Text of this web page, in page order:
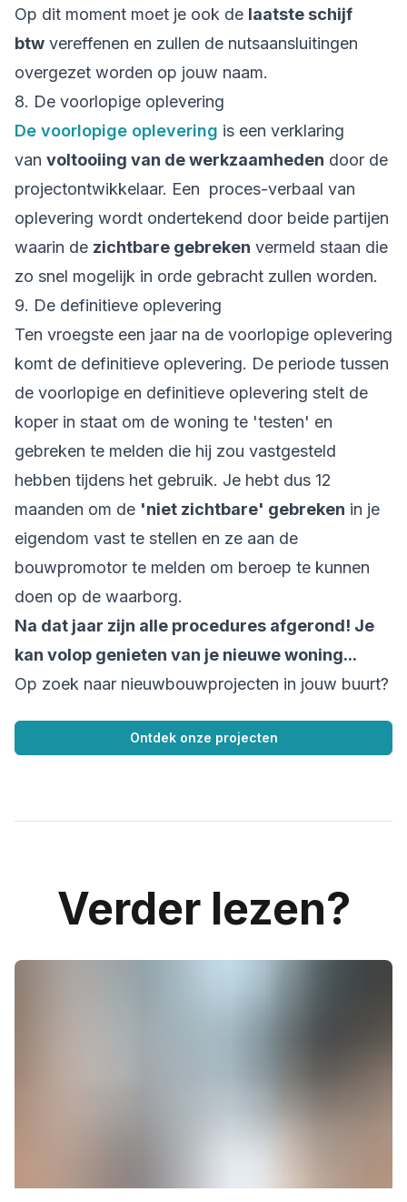
Op dit moment moet je ook de laatste schijf
btw vereffenen en zullen de nutsaansluitingen
overgezet worden op jouw naam.
8. De voorlopige oplevering
De voorlopige oplevering is een verklaring
van voltooiing van de werkzaamheden door de
projectontwikkelaar. Een proces-verbaal van
oplevering wordt ondertekend door beide partijen
waarin de zichtbare gebreken vermeld staan die
zo snel mogelijk in orde gebracht zullen worden.
9. De definitieve oplevering
Ten vroegste een jaar na de voorlopige oplevering
komt de definitieve oplevering. De periode tussen
de voorlopige en definitieve oplevering stelt de
koper in staat om de woning te 'testen' en
gebreken te melden die hij zou vastgesteld
hebben tijdens het gebruik. Je hebt dus 12
maanden om de 'niet zichtbare' gebreken in je
eigendom vast te stellen en ze aan de
bouwpromotor te melden om beroep te kunnen
doen op de waarborg.
Na dat jaar zijn alle procedures afgerond! Je
kan volop genieten van je nieuwe woning...
Op zoek naar nieuwbouwprojecten in jouw buurt?
Ontdek onze projecten
Verder lezen?